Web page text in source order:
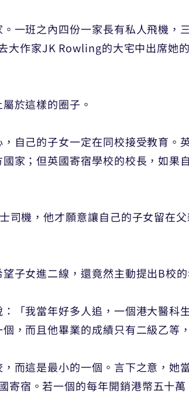
一班之內四份一家長有私人飛機，
作家JK Rowling的大宅中出席她
於這樣的圈子。
自己的子女一定在同校接受教育。
家；但英國寄宿學校的校長，如果
司機，他才願意讓自己的子女留在
子女進二線，還竟然主動提出B校
「我當年好多人追，一個港大醫科
，而且他畢業的成績只有二級乙等
而這是最小的一個。言下之意，她
宿。若一個的每年開銷港幣五十萬